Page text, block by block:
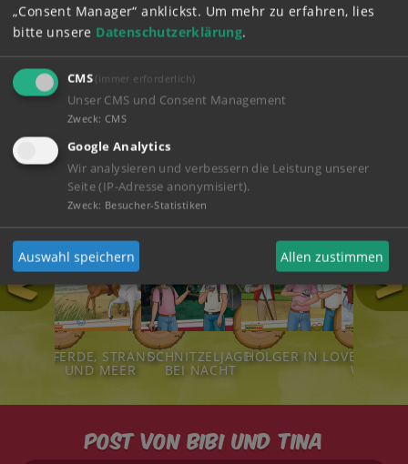
ABSPIELEN
ZUM SHOP
Hörspiele
111 124
PFERDE, STRAND
UND MEER
123
SCHNITZELJAGD
BEI NACHT
122
HOLGER IN LOVE
Post von Bibi und Tina
„Consent Manager“ anklickst. Um mehr zu erfahren, lies
bitte unsere Datenschutzerklärung.
CMS (immer erforderlich)
Unser CMS und Consent Management
Zweck: CMS
Google Analytics
Wir analysieren und verbessern die Leistung unserer
Seite (IP-Adresse anonymisiert).
Zweck: Besucher-Statistiken
Auswahl speichern Allen zustimmen